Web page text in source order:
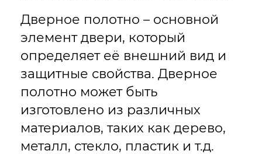
Дверное полотно – основной
элемент двери, который
определяет её внешний вид и
защитные свойства. Дверное
полотно может быть
изготовлено из различных
материалов, таких как дерево,
металл, стекло, пластик и т.д.